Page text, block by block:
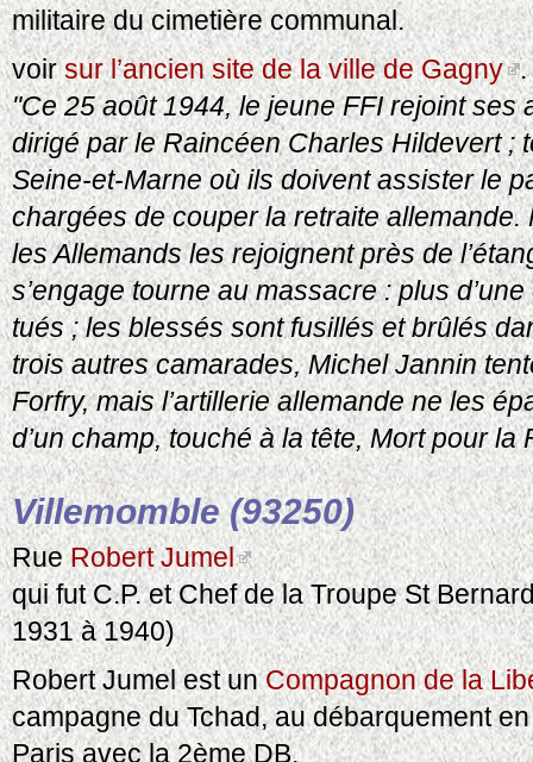
militaire du cimetière communal.
voirsur l’ancien site de la ville de Gagny .
"Ce 25 août 1944, le jeune FFI rejoint ses
dirigé par le Raincéen Charles Hildevert ;
Seine-et-Marne où ils doivent assister le
chargées de couper la retraite allemande.
les Allemands les rejoignent près de
s’engage tourne au massacre : plus
tués ; les blessés sont fusillés et brûlés
trois autres camarades, Michel Jannin
Forfry, mais l’artillerie allemande ne les
d’un champ, touché à la tête, Mort pour
Villemomble (93250)
RueRobert Jumel
qui fut C.P. et Chef de la Troupe St
1931 à 1940)
Robert Jumel est unCompagnon de la
campagne du Tchad, au débarquement
Paris avec la 2ème DB,